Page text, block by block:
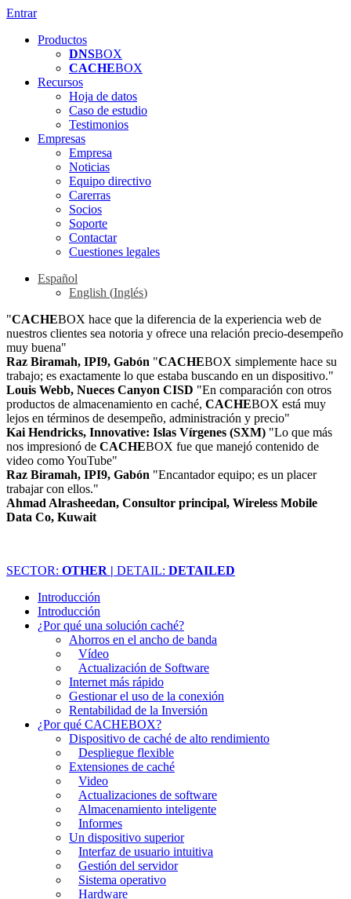
Entrar
Productos
DNSBOX
CACHEBOX
Recursos
Hoja de datos
Caso de estudio
Testimonios
Empresas
Empresa
Noticias
Equipo directivo
Carerras
Socios
Soporte
Contactar
Cuestiones legales
Español
English (Inglés)
"CACHEBOX hace que la diferencia de la experiencia web de
nuestros clientes sea notoria y ofrece una relación precio-desempeño
muy buena"
Raz Biramah, IPI9, Gabón "CACHEBOX simplemente hace su
trabajo; es exactamente lo que estaba buscando en un dispositivo."
Louis Webb, Nueces Canyon CISD "En comparación con otros
productos de almacenamiento en caché, CACHEBOX está muy
lejos en términos de desempeño, administración y precio"
Kai Hendricks, Innovative: Islas Vírgenes (SXM) "Lo que más
nos impresionó de CACHEBOX fue que manejó contenido de
video como YouTube"
Raz Biramah, IPI9, Gabón "Encantador equipo; es un placer
trabajar con ellos."
Ahmad Alrasheedan, Consultor principal, Wireless Mobile
Data Co, Kuwait
SECTOR: OTHER | DETAIL: DETAILED
Introducción
Introducción
¿Por qué una solución caché?
Ahorros en el ancho de banda
Vídeo
Actualización de Software
Internet más rápido
Gestionar el uso de la conexión
Rentabilidad de la Inversión
¿Por qué CACHEBOX?
Dispositivo de caché de alto rendimiento
Despliegue flexible
Extensiones de caché
Video
Actualizaciones de software
Almacenamiento inteligente
Informes
Un dispositivo superior
Interfaz de usuario intuitiva
Gestión del servidor
Sistema operativo
Hardware